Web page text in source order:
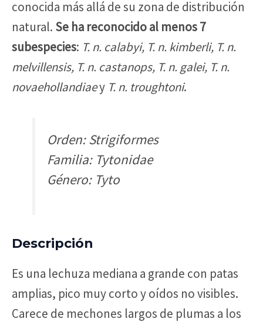
conocida más allá de su zona de distribución
natural. Se ha reconocido al menos 7
subespecies: T. n. calabyi, T. n. kimberli, T. n.
melvillensis, T. n. castanops, T. n. galei, T. n.
novaehollandiaey T. n. troughtoni.
Orden: Strigiformes
Familia: Tytonidae
Género: Tyto
Descripción
Es una lechuza mediana a grande con patas
amplias, pico muy corto y oídos no visibles.
Carece de mechones largos de plumas a los